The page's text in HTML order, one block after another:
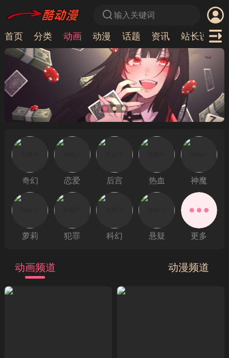
输入关键词
首页 分类 动画 动漫 话题 资讯 站长说
奇幻 恋爱 后宫 热血 神魔
萝莉 犯罪 科幻 悬疑 更多
动画频道 动漫频道